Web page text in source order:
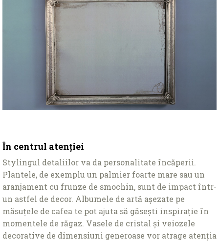
În centrul atenţiei
Stylingul detaliilor va da personalitate încăperii.
Plantele, de exemplu un palmier foarte mare sau un
aranjament cu frunze de smochin, sunt de impact într-
un astfel de decor. Albumele de artă așezate pe
măsuţele de cafea te pot ajuta să găsești inspiraţie în
momentele de răgaz. Vasele de cristal și veiozele
decorative de dimensiuni generoase vor atrage atenţia